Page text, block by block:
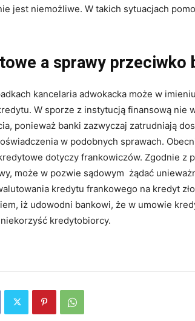
jest niemożliwe. W takich sytuacjach
a sprawy przeciwko
kancelaria adwokacka może w
W sporze z instytucją finansową nie
ponieważ banki zazwyczaj zatrudniają
w podobnych sprawach.
dotyczy frankowiczów. Zgodnie z
może w pozwie sądowym żądać
kredytu frankowego na kredyt
iż udowodni bankowi, że w umowie
kredytobiorcy.